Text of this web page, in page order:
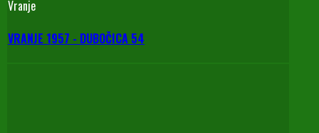
Vranje
VRANJE 1957 - DUBOČICA 54